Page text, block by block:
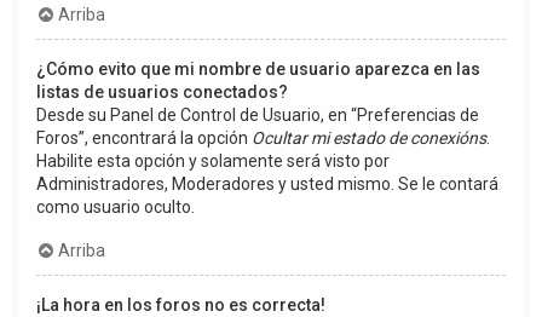
Arriba
¿Cómo evito que mi nombre de usuario aparezca en las
listas de usuarios conectados?
Desde su Panel de Control de Usuario, en “Preferencias de
Foros”, encontrará la opción Ocultar mi estado de conexións.
Habilite esta opción y solamente será visto por
Administradores, Moderadores y usted mismo. Se le contará
como usuario oculto.
Arriba
¡La hora en los foros no es correcta!